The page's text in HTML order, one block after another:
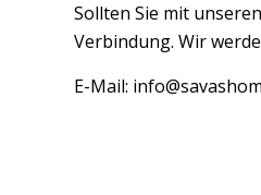
Sollten Sie mit
Verbindung. Wir
E-Mail: